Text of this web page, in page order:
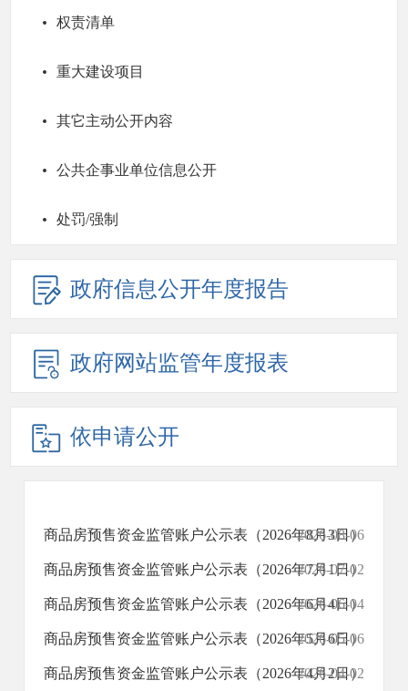
权责清单
重大建设项目
其它主动公开内容
公共企事业单位信息公开
处罚/强制
政府信息公开年度报告
政府网站监管年度报表
依申请公开
商品房预售资金监管账户公示表（2026年8月3日）
2026-08-06
商品房预售资金监管账户公示表（2026年7月1日）
2026-07-02
商品房预售资金监管账户公示表（2026年6月4日）
2026-06-04
商品房预售资金监管账户公示表（2026年5月6日）
2026-05-06
商品房预售资金监管账户公示表（2026年4月2日）
2026-04-02